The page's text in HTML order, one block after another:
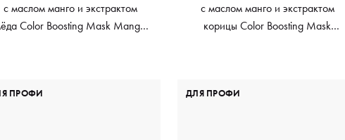
с маслом манго и экстрактом
Color Boosting Mask Mango
с маслом манго и экстрактом
корицы Color Boosting Mask
ПРОФИ ДЛЯ ПРОФИ